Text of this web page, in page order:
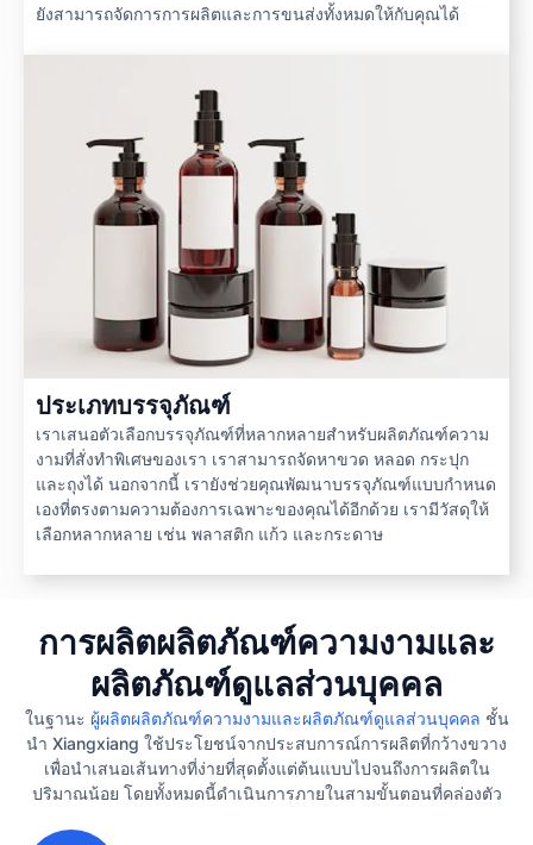
ยังสามารถจัดการการผลิตและการขนส่งทั้งหมดให้กับคุณได้
ประเภทบรรจุภัณฑ์
เราเสนอตัวเลือกบรรจุภัณฑ์ที่หลากหลายสำหรับผลิตภัณฑ์ความ
งามที่สั่งทำพิเศษของเรา เราสามารถจัดหาขวด หลอด กระปุก
และถุงได้ นอกจากนี้ เรายังช่วยคุณพัฒนาบรรจุภัณฑ์แบบกำหนด
เองที่ตรงตามความต้องการเฉพาะของคุณได้อีกด้วย เรามีวัสดุให้
เลือกหลากหลาย เช่น พลาสติก แก้ว และกระดาษ
การผลิตผลิตภัณฑ์ความงามและ
ผลิตภัณฑ์ดูแลส่วนบุคคล
ในฐานะ ผู้ผลิตผลิตภัณฑ์ความงามและผลิตภัณฑ์ดูแลส่วนบุคคล ชั้น
นำ Xiangxiang ใช้ประโยชน์จากประสบการณ์การผลิตที่กว้างขวาง
เพื่อนำเสนอเส้นทางที่ง่ายที่สุดตั้งแต่ต้นแบบไปจนถึงการผลิตใน
ปริมาณน้อย โดยทั้งหมดนี้ดำเนินการภายในสามขั้นตอนที่คล่องตัว